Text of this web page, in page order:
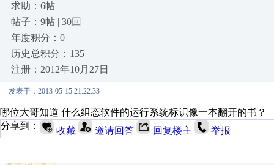
求助：6帖
帖子：9帖 | 30回
年度积分：0
历史总积分：135
注册：2012年10月27日
发表于：2013-05-15 21:22:33
哪位大哥知道 什么组态软件的运行系统标识像一本翻开的书？
分享到：
收藏 邀请回答 回复楼主 举报